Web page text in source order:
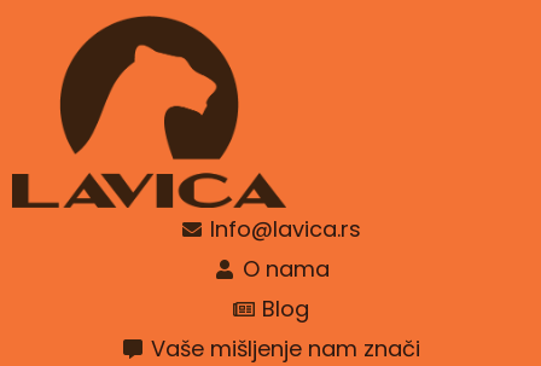
Info@lavica.rs
O nama
Blog
Vaše mišljenje nam znači